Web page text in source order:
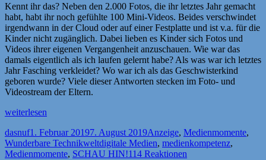
Kennt ihr das? Neben den 2.000 Fotos, die ihr letztes Jahr gemacht
habt, habt ihr noch gefühlte 100 Mini-Videos. Beides verschwindet
irgendwann in der Cloud oder auf einer Festplatte und ist v.a. für die
Kinder nicht zugänglich. Dabei lieben es Kinder sich Fotos und
Videos ihrer eigenen Vergangenheit anzuschauen. Wie war das
damals eigentlich als ich laufen gelernt habe? Als was war ich letztes
Jahr Fasching verkleidet? Wo war ich als das Geschwisterkind
geboren wurde? Viele dieser Antworten stecken im Foto- und
Videostream der Eltern.
„[Anzeige]
talk
–
Videos
weiterlesen
Autor
dasnufVeröffentlicht
am
1. Februar 20197. August 2019Kategorien
Anzeige, Medienmomente,
Wunderbare TechnikweltSchlagwörter
digitale Medien, medienkompetenz,
Medienmomente, SCHAU HIN!114 Reaktionen